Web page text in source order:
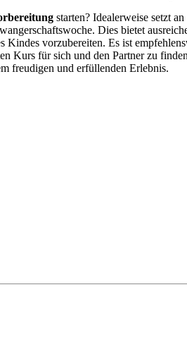
starten? Idealerweise setzt
Dies bietet
Kindes vorzubereiten. Es ist
Kurs für sich und den Partner zu
freudigen und erfüllenden Erlebnis.